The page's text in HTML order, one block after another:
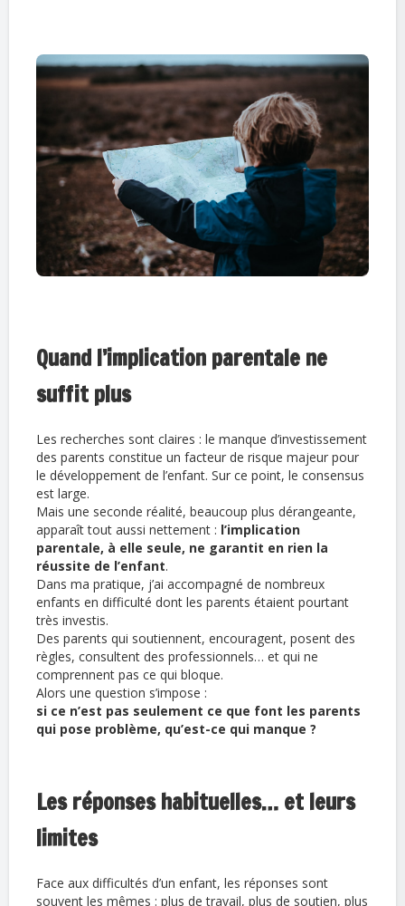
Quand l’implication parentale ne
suffit plus
Les recherches sont claires : le manque d’investissement
des parents constitue un facteur de risque majeur pour
le développement de l’enfant. Sur ce point, le consensus
est large.
Mais une seconde réalité, beaucoup plus dérangeante,
apparaît tout aussi nettement : l’implication
parentale, à elle seule, ne garantit en rien la
réussite de l’enfant.
Dans ma pratique, j’ai accompagné de nombreux
enfants en difficulté dont les parents étaient pourtant
très investis.
Des parents qui soutiennent, encouragent, posent des
règles, consultent des professionnels… et qui ne
comprennent pas ce qui bloque.
Alors une question s’impose :
si ce n’est pas seulement ce que font les parents
qui pose problème, qu’est-ce qui manque ?
Les réponses habituelles… et leurs
limites
Face aux difficultés d’un enfant, les réponses sont
souvent les mêmes : plus de travail, plus de soutien, plus